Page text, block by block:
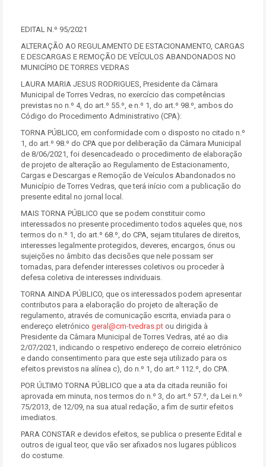
EDITAL N.º 95/2021
ALTERAÇÃO AO REGULAMENTO DE ESTACIONAMENTO, CARGAS
E DESCARGAS E REMOÇÃO DE VEÍCULOS ABANDONADOS NO
MUNICÍPIO DE TORRES VEDRAS
LAURA MARIA JESUS RODRIGUES, Presidente da Câmara
Municipal de Torres Vedras, no exercício das competências
previstas no n.º 4, do art.º 55.º, e n.º 1, do art.º 98.º, ambos do
Código do Procedimento Administrativo (CPA):
TORNA PÚBLICO, em conformidade com o disposto no citado n.º
1, do art.º 98.º do CPA que por deliberação da Câmara Municipal
de 8/06/2021, foi desencadeado o procedimento de elaboração
de projeto de alteração ao Regulamento de Estacionamento,
Cargas e Descargas e Remoção de Veículos Abandonados no
Município de Torres Vedras, que terá início com a publicação do
presente edital no jornal local.
MAIS TORNA PÚBLICO que se podem constituir como
interessados no presente procedimento todos aqueles que, nos
termos do n.º 1, do art.º 68.º, do CPA, sejam titulares de direitos,
interesses legalmente protegidos, deveres, encargos, ónus ou
sujeições no âmbito das decisões que nele possam ser
tomadas, para defender interesses coletivos ou proceder à
defesa coletiva de interesses individuais.
TORNA AINDA PÚBLICO, que os interessados podem apresentar
contributos para a elaboração do projeto de alteração de
regulamento, através de comunicação escrita, enviada para o
endereço eletrónico geral@cm-tvedras.pt ou dirigida à
Presidente da Câmara Municipal de Torres Vedras, até ao dia
2/07/2021, indicando o respetivo endereço de correio eletrónico
e dando consentimento para que este seja utilizado para os
efeitos previstos na alínea c), do n.º 1, do art.º 112.º, do CPA.
POR ÚLTIMO TORNA PÚBLICO que a ata da citada reunião foi
aprovada em minuta, nos termos do n.º 3, do art.º 57.º, da Lei n.º
75/2013, de 12/09, na sua atual redação, a fim de surtir efeitos
imediatos.
PARA CONSTAR e devidos efeitos, se publica o presente Edital e
outros de igual teor, que vão ser afixados nos lugares públicos
do costume.